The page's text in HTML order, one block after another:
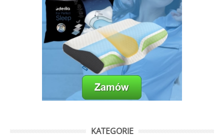
KATEGORIE